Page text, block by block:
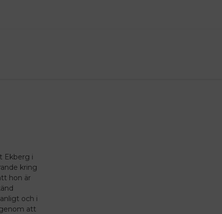
Ekberg i
kring
hon är
och i
att